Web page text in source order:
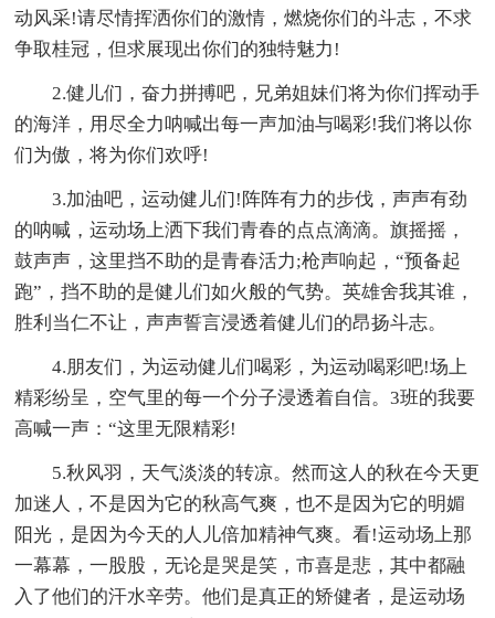
动风采!请尽情挥洒你们的激情，燃烧你们的斗志，不求
争取桂冠，但求展现出你们的独特魅力!
2.健儿们，奋力拼搏吧，兄弟姐妹们将为你们挥动手
的海洋，用尽全力呐喊出每一声加油与喝彩!我们将以你
们为傲，将为你们欢呼!
3.加油吧，运动健儿们!阵阵有力的步伐，声声有劲
的呐喊，运动场上洒下我们青春的点点滴滴。旗摇摇，
鼓声声，这里挡不助的是青春活力;枪声响起，“预备起
跑”，挡不助的是健儿们如火般的气势。英雄舍我其谁，
胜利当仁不让，声声誓言浸透着健儿们的昂扬斗志。
4.朋友们，为运动健儿们喝彩，为运动喝彩吧!场上
精彩纷呈，空气里的每一个分子浸透着自信。3班的我要
高喊一声：“这里无限精彩!
5.秋风羽，天气淡淡的转凉。然而这人的秋在今天更
加迷人，不是因为它的秋高气爽，也不是因为它的明媚
阳光，是因为今天的人儿倍加精神气爽。看!运动场上那
一幕幕，一股股，无论是哭是笑，市喜是悲，其中都融
入了他们的汗水辛劳。他们是真正的矫健者，是运动场